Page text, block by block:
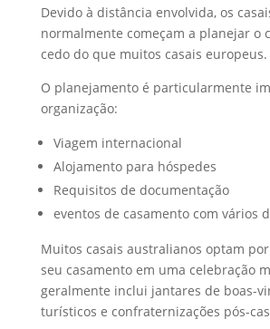
Devido à distância envolvida, os
normalmente começam a planejar o
cedo do que muitos casais europeus.
O planejamento é particularmente
organização:
Viagem internacional
Alojamento para hóspedes
Requisitos de documentação
eventos de casamento com vários
Muitos casais australianos optam
seu casamento em uma celebração
geralmente inclui jantares de boas-
turísticos e confraternizações pós-